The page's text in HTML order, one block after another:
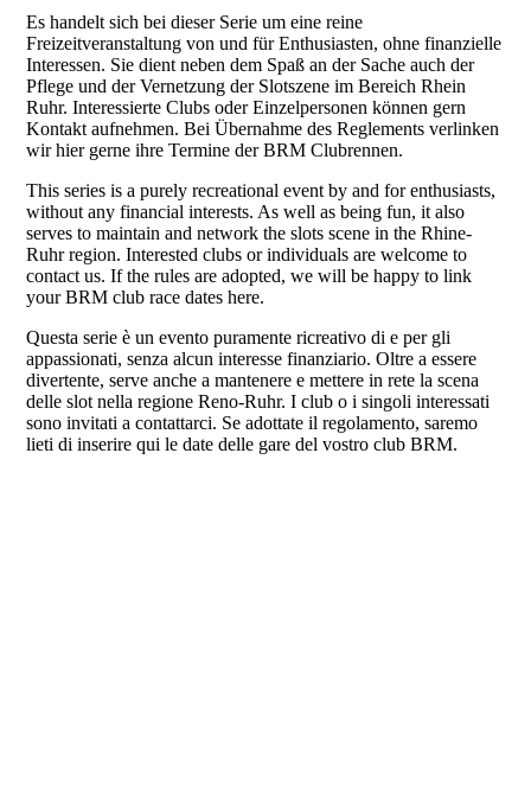
Es handelt sich bei dieser Serie um eine reine
Freizeitveranstaltung von und für Enthusiasten, ohne finanzielle
Interessen. Sie dient neben dem Spaß an der Sache auch der
Pflege und der Vernetzung der Slotszene im Bereich Rhein
Ruhr. Interessierte Clubs oder Einzelpersonen können gern
Kontakt aufnehmen. Bei Übernahme des Reglements verlinken
wir hier gerne ihre Termine der BRM Clubrennen.
This series is a purely recreational event by and for enthusiasts,
without any financial interests. As well as being fun, it also
serves to maintain and network the slots scene in the Rhine-
Ruhr region. Interested clubs or individuals are welcome to
contact us. If the rules are adopted, we will be happy to link
your BRM club race dates here.
Questa serie è un evento puramente ricreativo di e per gli
appassionati, senza alcun interesse finanziario. Oltre a essere
divertente, serve anche a mantenere e mettere in rete la scena
delle slot nella regione Reno-Ruhr. I club o i singoli interessati
sono invitati a contattarci. Se adottate il regolamento, saremo
lieti di inserire qui le date delle gare del vostro club BRM.